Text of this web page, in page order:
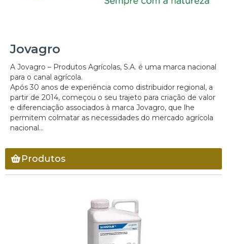
Jovagro
A Jovagro – Produtos Agrícolas, S.A. é uma marca nacional
para o canal agrícola.
Após 30 anos de experiência como distribuidor regional, a
partir de 2014, começou o seu trajeto para criação de valor
e diferenciação associados à marca Jovagro, que lhe
permitem colmatar as necessidades do mercado agrícola
nacional...
Produtos